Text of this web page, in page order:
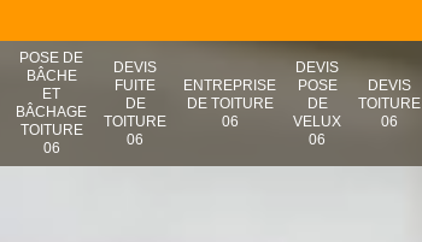
POSE DE
BÂCHE
ET
BÂCHAGE
TOITURE
06
DEVIS
FUITE
DE
TOITURE
06
ENTREPRISE
DE TOITURE
06
DEVIS
POSE
DE
VELUX
06
DEVIS
TOITURE
06